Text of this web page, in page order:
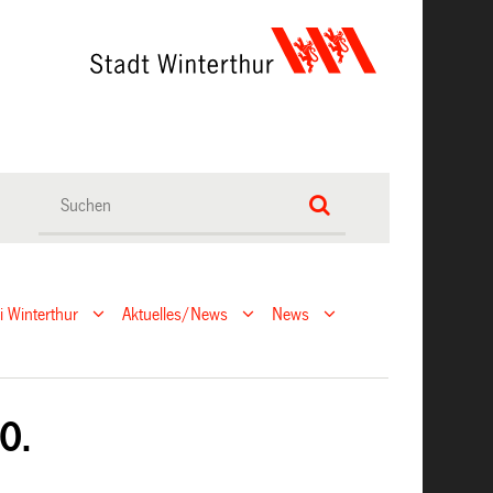
Winterthur Aktuelles/News News